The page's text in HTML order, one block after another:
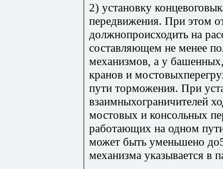
2) установку
передвижения. При этом
должнопроисходить на
составляющем не менее
механизмов, а у
кранов и
пути торможения. При
взаимныхограничителей
мостовых и консольных
работающих на одном
может быть уменьшено
механизма указывается в